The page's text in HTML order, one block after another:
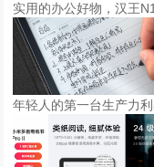
实用的办公好物，汉王
年轻人的第一台生产力